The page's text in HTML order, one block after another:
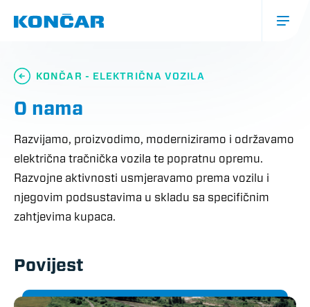
navigacija
(mobile)
KONČAR - ELEKTRIČNA VOZILA
O nama
Razvijamo, proizvodimo, moderniziramo i održavamo
električna tračnička vozila te popratnu opremu.
Razvojne aktivnosti usmjeravamo prema vozilu i
njegovim podsustavima u skladu sa specifičnim
zahtjevima kupaca.
Povijest